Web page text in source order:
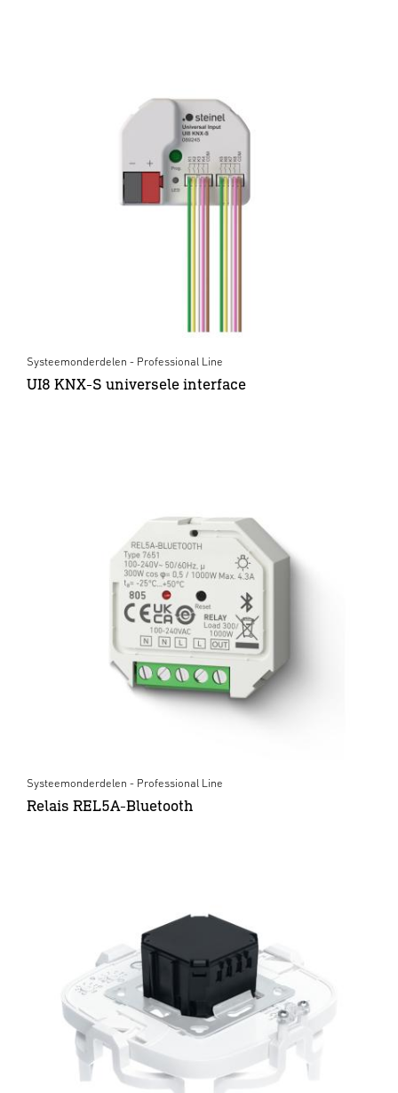
Systeemonderdelen - Professional Line
UI8 KNX-S universele interface
Systeemonderdelen - Professional Line
Relais REL5A-Bluetooth